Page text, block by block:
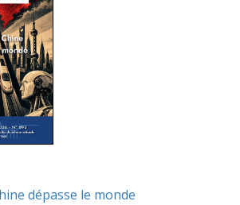
dépasse le monde